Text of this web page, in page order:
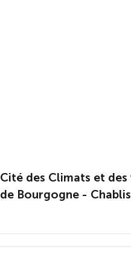
Cité des Climats et des
de Bourgogne - Chablis